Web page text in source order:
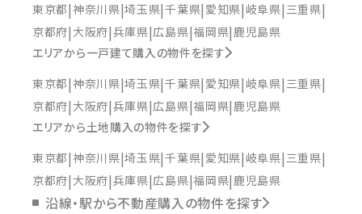
東京都 神奈川県 埼玉県 千葉県 愛知県 岐阜県 三重県
京都府 大阪府 兵庫県 広島県 福岡県 鹿児島県
エリアから一戸建て購入の物件を探す
東京都 神奈川県 埼玉県 千葉県 愛知県 岐阜県 三重県
京都府 大阪府 兵庫県 広島県 福岡県 鹿児島県
エリアから土地購入の物件を探す
東京都 神奈川県 埼玉県 千葉県 愛知県 岐阜県 三重県
京都府 大阪府 兵庫県 広島県 福岡県 鹿児島県
沿線・駅から不動産購入の物件を探す